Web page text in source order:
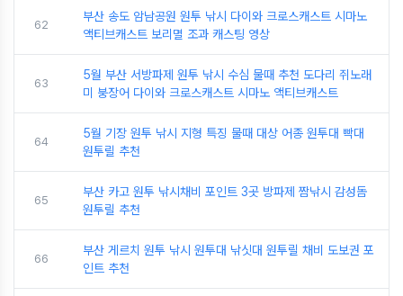
62
부산 송도 암남공원 원투 낚시 다이와 크로스캐스트 시마노
액티브캐스트 보리멸 조과 캐스팅 영상
63
5월 부산 서방파제 원투 낚시 수심 물때 추천 도다리 쥐노래
미 붕장어 다이와 크로스캐스트 시마노 액티브캐스트
64
5월 기장 원투 낚시 지형 특징 물때 대상 어종 원투대 빡대
원투릴 추천
65
부산 카고 원투 낚시채비 포인트 3곳 방파제 짬낚시 감성돔
원투릴 추천
66
부산 게르치 원투 낚시 원투대 낚싯대 원투릴 채비 도보권 포
인트 추천